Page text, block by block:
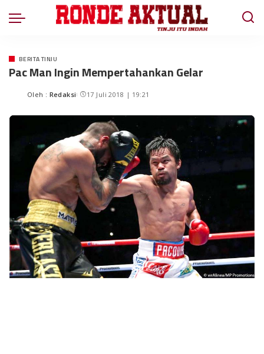
BERITA TINJU
Pac Man Ingin Mempertahankan Gelar
Oleh : Redaksi 17 Juli 2018 | 19:21